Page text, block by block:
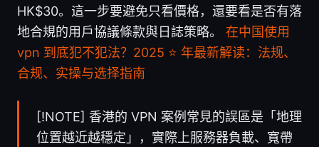
HK$30。這一步要避免只看價格，還要看是否有落
地合規的用戶協議條款與日誌策略。 在中国使用
vpn 到底犯不犯法？2025 ⭐ 年最新解读：法规、
合规、实操与选择指南
[!NOTE] 香港的 VPN 案例常見的誤區是「地理
位置越近越穩定」，實際上服務器負載、寬帶